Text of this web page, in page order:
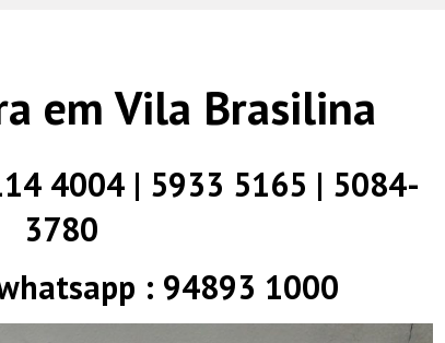
em Vila Brasilina
4004 | 5933 5165 | 5084-
3780
: 94893 1000